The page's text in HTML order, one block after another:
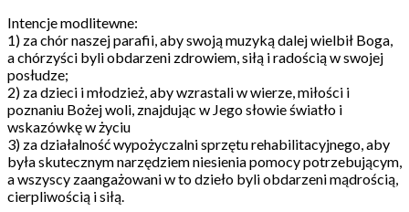
Intencje modlitewne:
1) za chór naszej parafii, aby swoją muzyką dalej wielbił Boga,
a chórzyści byli obdarzeni zdrowiem, siłą i radością w swojej
posłudze;
2) za dzieci i młodzież, aby wzrastali w wierze, miłości i
poznaniu Bożej woli, znajdując w Jego słowie światło i
wskazówkę w życiu
3) za działalność wypożyczalni sprzętu rehabilitacyjnego, aby
była skutecznym narzędziem niesienia pomocy potrzebującym,
a wszyscy zaangażowani w to dzieło byli obdarzeni mądrością,
cierpliwością i siłą.